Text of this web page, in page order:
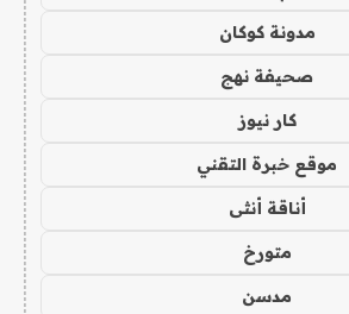
مدونة كوكان
صحيفة نهج
كار نيوز
موقع خبرة التقني
أناقة أنثى
متورخ
مدسن